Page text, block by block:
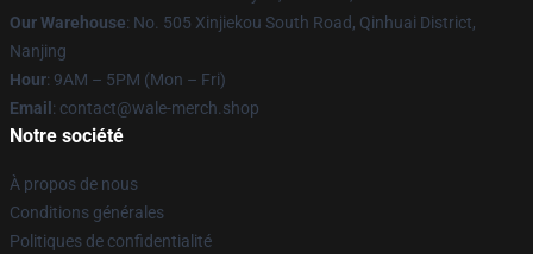
Our Warehouse: No. 505 Xinjiekou South Road, Qinhuai District,
Nanjing
Hour: 9AM – 5PM (Mon – Fri)
Email : contact@wale-merch.shop
Notre société
À propos de nous
Conditions générales
Politiques de confidentialité